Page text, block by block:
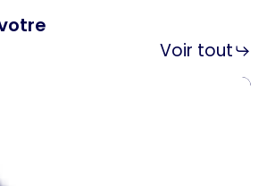
Voir tout